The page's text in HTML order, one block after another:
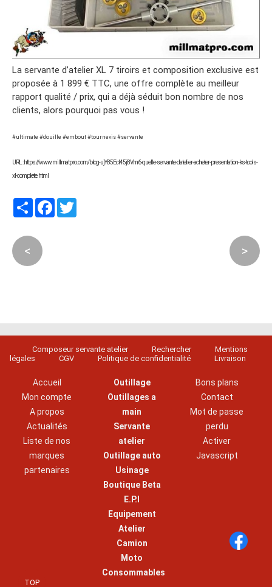
La servante d’atelier XL 7 tiroirs et composition exclusive est
proposée à 1 899 € TTC, une offre complète au meilleur
rapport qualité / prix, qui a déjà séduit bon nombre de nos
clients, alors pourquoi pas vous !
#ultimate #douille #embout #tournevis #servante
URL : https://www.millmatpro.com/blog-ujY85EcI45j8Vm6-quelle-servante-datelier-acheter-presentation-ks-tools-
xl-complete.html
PartagerFacebook
< >
Composeur servante atelier Rechercher
Mentions
légales
CGV Politique de confidentialité Livraison
Accueil
Mon compte
A propos
Actualités
Liste de nos
marques
partenaires
Outillage
Outillages a
main
Servante
atelier
Outillage auto
Usinage
Boutique Beta
E.P.I
Equipement
Atelier
Camion
Moto
Consommables
Bons plans
Contact
Mot de passe
perdu
Activer
Javascript
TOP